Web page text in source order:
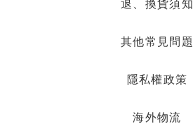
退、換貨須知
其他常見問題
隱私權政策
海外物流